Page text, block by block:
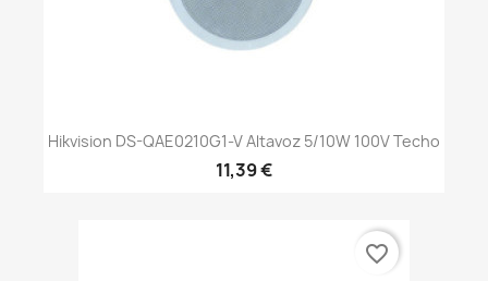
Hikvision DS-QAE0210G1-V Altavoz 5/10W 100V Techo
11,39 €
favorite_border